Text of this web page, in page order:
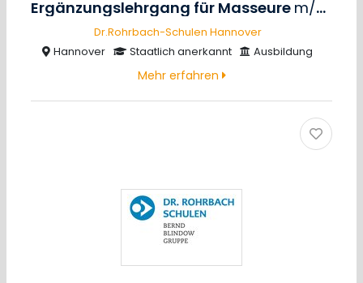
Ergänzungslehrgang für Masseure m/w/d
Dr.Rohrbach-Schulen Hannover
Hannover
Staatlich anerkannt Ausbildung
Mehr erfahren